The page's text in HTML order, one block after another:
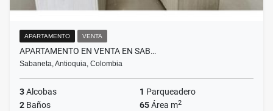
APARTAMENTO VENTA
APARTAMENTO EN VENTA EN SAB…
Sabaneta, Antioquia, Colombia
3Alcobas 1 Parqueadero
2 Baños 65Área m2